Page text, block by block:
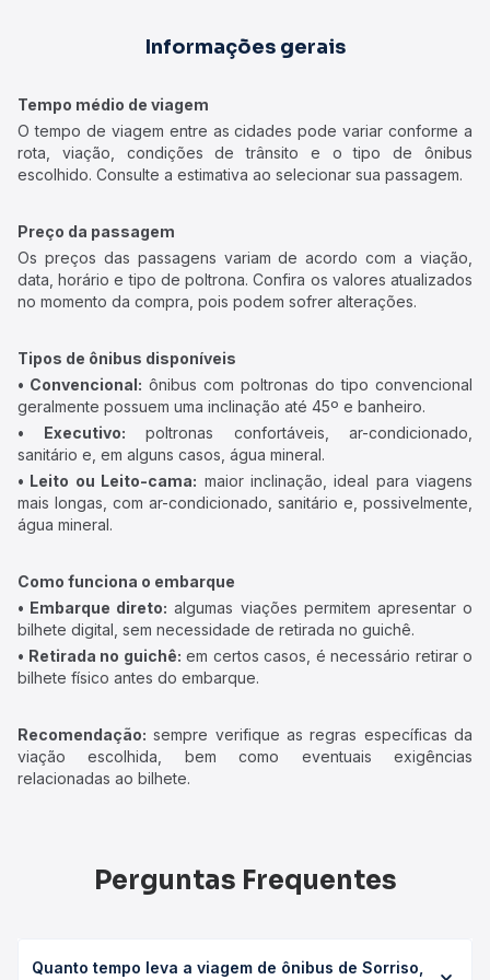
Informações gerais
Tempo médio de viagem
O tempo de viagem entre as cidades pode variar conforme a
rota, viação, condições de trânsito e o tipo de ônibus
escolhido. Consulte a estimativa ao selecionar sua passagem.
Preço da passagem
Os preços das passagens variam de acordo com a viação,
data, horário e tipo de poltrona. Confira os valores atualizados
no momento da compra, pois podem sofrer alterações.
Tipos de ônibus disponíveis
• Convencional: ônibus com poltronas do tipo convencional
geralmente possuem uma inclinação até 45º e banheiro.
• Executivo: poltronas confortáveis, ar-condicionado,
sanitário e, em alguns casos, água mineral.
• Leito ou Leito-cama: maior inclinação, ideal para viagens
mais longas, com ar-condicionado, sanitário e, possivelmente,
água mineral.
Como funciona o embarque
• Embarque direto: algumas viações permitem apresentar o
bilhete digital, sem necessidade de retirada no guichê.
• Retirada no guichê: em certos casos, é necessário retirar o
bilhete físico antes do embarque.
Recomendação: sempre verifique as regras específicas da
viação escolhida, bem como eventuais exigências
relacionadas ao bilhete.
Perguntas Frequentes
Quanto tempo leva a viagem de ônibus de Sorriso,